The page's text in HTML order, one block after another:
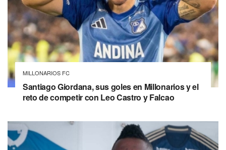
MILLONARIOS FC
Santiago Giordana, sus goles en Millonarios y el
reto de competir con Leo Castro y Falcao